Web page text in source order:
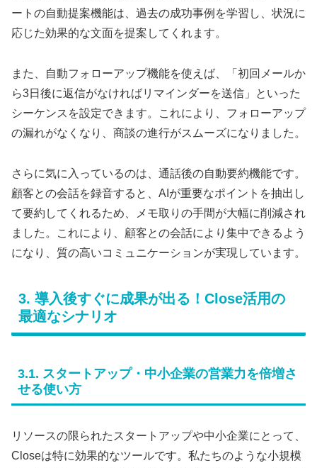
ートの自動提案機能は、過去の成功事例を学習し、状況に
応じた効果的な文面を提案してくれます。
また、自動フォローアップ機能を使えば、「初回メールか
ら3日後に返信がなければリマインダーを送信」といった
シーケンスを設定できます。これにより、フォローアップ
の漏れがなくなり、商談の進行がスムーズになりました。
さらに気に入っているのは、通話後の自動要約機能です。
顧客との会話を録音すると、AIが重要なポイントを抽出し
て要約してくれるため、メモ取りの手間が大幅に削減され
ました。これにより、顧客との会話により集中できるよう
になり、質の高いコミュニケーションが実現しています。
3. 導入後すぐに成果が出る！Close活用の
最適なシナリオ
3.1. スタートアップ・中小企業の営業力を倍増さ
せる使い方
リソースの限られたスタートアップや中小企業にとって、
Closeは特に効果的なツールです。私たちのような小規模